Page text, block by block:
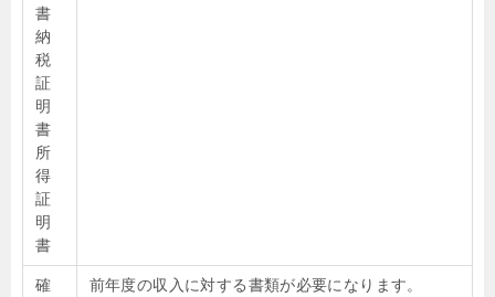
書
納
税
証
明
書
所
得
証
明
書
確
前年度の収入に対する書類が必要になります。